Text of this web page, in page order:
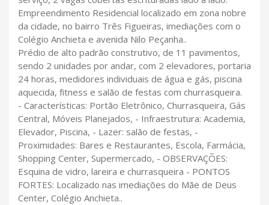
Empreendimento Residencial localizado em zona nobre
da cidade, no bairro Três Figueiras, imediações com o
Colégio Anchieta e avenida Nilo Peçanha..
Prédio de alto padrão construtivo, de 11 pavimentos,
sendo 2 unidades por andar, com 2 elevadores, portaria
24 horas, medidores individuais de água e gás, piscina
aquecida, fitness e salão de festas com churrasqueira.
- Características: Portão Eletrônico, Churrasqueira, Gás
Central, Móveis Planejados, - Infraestrutura: Academia,
Elevador, Piscina, - Lazer: salão de festas, -
Proximidades: Bares e Restaurantes, Escola, Farmácia,
Shopping Center, Supermercado, - OBSERVAÇÕES:
Esquina de vidro, lareira e churrasqueira - PONTOS
FORTES: Localizado nas imediações do Mãe de Deus
Center, Colégio Anchieta..